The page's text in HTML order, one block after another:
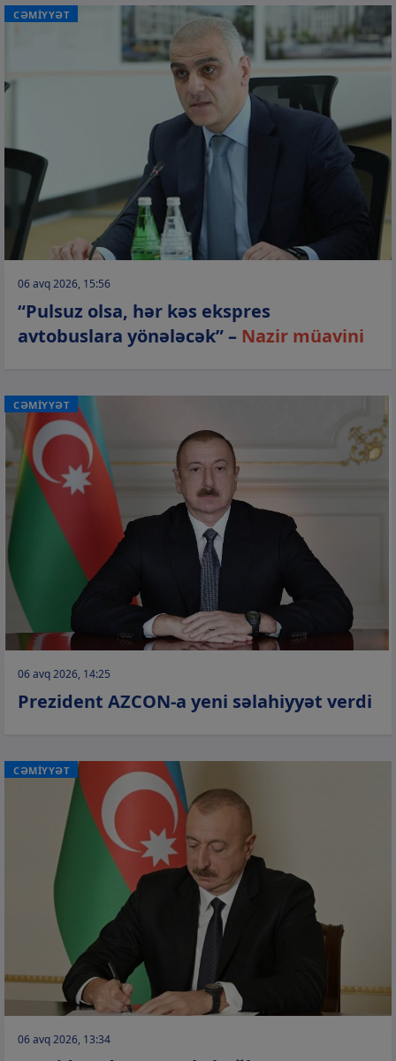
CƏMİYYƏT
06 avq 2026, 15:56
“Pulsuz olsa, hər kəs ekspres
avtobuslara yönələcək” – Nazir müavini
CƏMİYYƏT
06 avq 2026, 14:25
Prezident AZCON-a yeni səlahiyyət verdi
CƏMİYYƏT
06 avq 2026, 13:34